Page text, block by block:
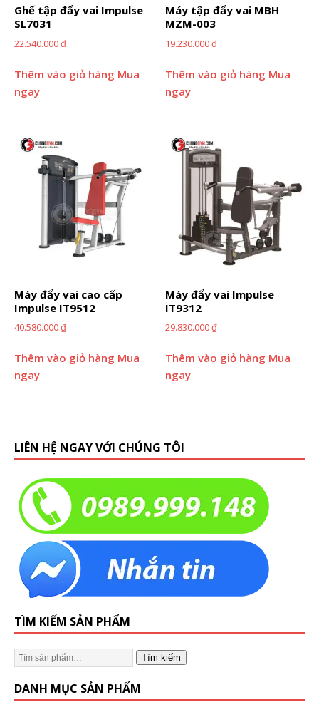
Ghế tập đẩy vai Impulse
SL7031
22.540.000₫
Thêm vào giỏ hàng Mua
ngay
Máy tập đẩy vai MBH
MZM-003
19.230.000₫
Thêm vào giỏ hàng Mua
ngay
Máy đẩy vai cao cấp
Impulse IT9512
40.580.000₫
Thêm vào giỏ hàng Mua
ngay
Máy đẩy vai Impulse
IT9312
29.830.000₫
Thêm vào giỏ hàng Mua
ngay
LIÊN HỆ NGAY VỚI CHÚNG TÔI
TÌM KIẾM SẢN PHẨM
Tìm kiếm
DANH MỤC SẢN PHẨM